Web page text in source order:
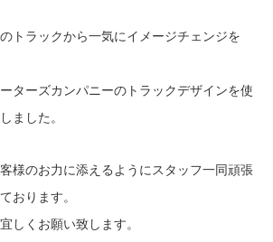
トラックから一気にイメージチェンジを
ターズカンパニーのトラックデザインを使
ました。
様のお力に添えるようにスタッフ一同頑張
おります。
しくお願い致します。